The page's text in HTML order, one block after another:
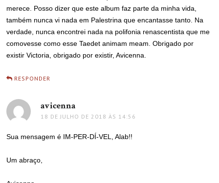
merece. Posso dizer que este album faz parte da minha vida,
também nunca vi nada em Palestrina que encantasse tanto. Na
verdade, nunca encontrei nada na polifonia renascentista que me
comovesse como esse Taedet animam meam. Obrigado por
existir Victoria, obrigado por existir, Avicenna.
RESPONDER
avicenna
18 DE JULHO DE 2018 ÀS 14:56
Sua mensagem é IM-PER-DÍ-VEL, Alab!!
Um abraço,